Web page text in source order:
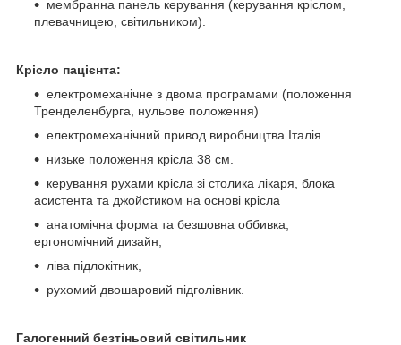
мембранна панель керування (керування кріслом,
плевачницею, світильником).
Крісло пацієнта:
електромеханічне з двома програмами (положення
Тренделенбурга, нульове положення)
електромеханічний привод виробництва Італія
низьке положення крісла 38 см.
керування рухами крісла зі столика лікаря, блока
асистента та джойстиком на основі крісла
анатомічна форма та безшовна оббивка,
ергономічний дизайн,
ліва підлокітник,
рухомий двошаровий підголівник.
Галогенний безтіньовий світильник